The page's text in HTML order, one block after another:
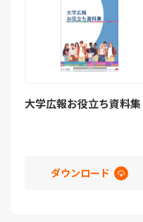
大学広報お役立ち資料集
ダウンロード